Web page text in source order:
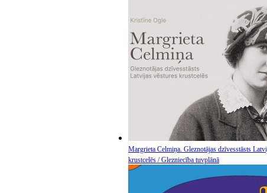
Margrieta Celmiņa. Gleznotājas dzīvesstāsts
krustcelēs / Glezniecība tuvplānā